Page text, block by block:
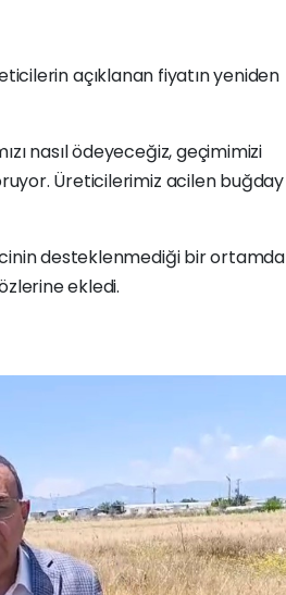
açıklanan fiyatın yeniden
nasıl ödeyeceğiz, geçimimizi
Üreticilerimiz acilen buğday
desteklenmediği bir ortamda
ekledi.